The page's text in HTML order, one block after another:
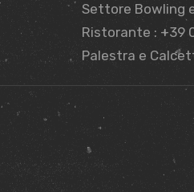
Settore Bowling
Ristorante : +39
Palestra e